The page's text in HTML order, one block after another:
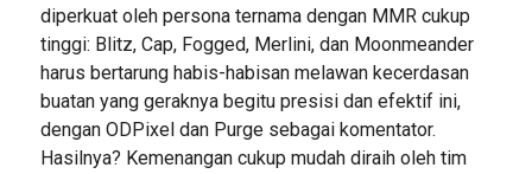
diperkuat oleh persona ternama dengan MMR cukup
tinggi: Blitz, Cap, Fogged, Merlini, dan Moonmeander
harus bertarung habis-habisan melawan kecerdasan
buatan yang geraknya begitu presisi dan efektif ini,
dengan ODPixel dan Purge sebagai komentator.
Hasilnya? Kemenangan cukup mudah diraih oleh tim